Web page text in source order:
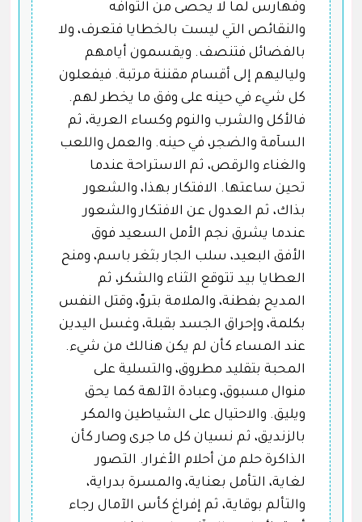
وفهارس لما لا يحصى من التوافه
والنقائص التي ليست بالخطايا فتعرف، ولا
بالفضائل فتنصف. ويقسمون أيامهم
ولياليهم إلى أقسام مقننة مرتبة. فيفعلون
كل شيء في حينه على وفق ما يخطر لهم.
فالأكل والشرب والنوم وكساء العرية، ثم
السآمة والضجر، في حينه. والعمل واللعب
والغناء والرقص، ثم الاستراحة عندما
تحين ساعتها. الافتكار بهذا، والشعور
بذاك، ثم العدول عن الافتكار والشعور
عندما يشرق نجم الأمل السعيد فوق
الأفق البعيد، سلب الجار بثغر باسم، ومنح
العطايا بيد تتوقع الثناء والشكر، ثم
المديح بفطنة، والملامة بتروّ، وقتل النفس
بكلمة، وإحراق الجسد بقبلة، وغسل اليدين
عند المساء كأن لم يكن هنالك من شيء.
المحبة بتقليد مطروق، والتسلية على
منوال مسبوق، وعبادة الآلهة كما يحق
ويليق. والاحتيال على الشياطين والمكر
بالزنديق، ثم نسيان كل ما جرى وصار كأن
الذاكرة حلم من أحلام الأغرار. التصور
لغاية، التأمل بعناية، والمسرة بدراية،
والتألم بوقاية، ثم إفراغ كأس الآمال رجاء